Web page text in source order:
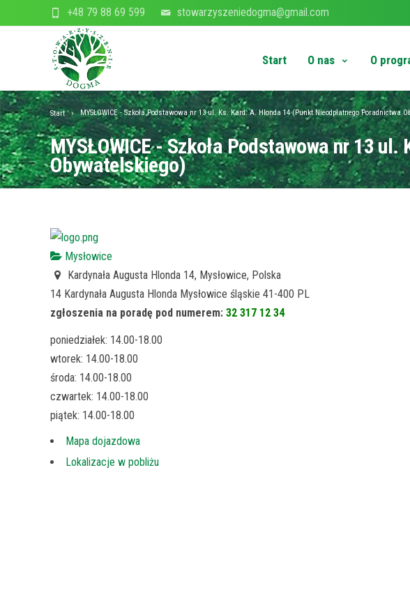
stowarzyszeniedogma@gmail.com
+48 79 88 69 599
Start O nas O
Start MYSŁOWICE - Szkoła Podstawowa nr 13 ul. Ks. Kard. A. Hlonda 14 (Punkt Nieodpłatnego Poradnictwa
MYSŁOWICE - Szkoła Podstawowa nr 13
Obywatelskiego)
Mysłowice
Kardynała Augusta Hlonda 14, Mysłowice, Polska
14 Kardynała Augusta Hlonda Mysłowice śląskie 41-400 PL
zgłoszenia na poradę pod numerem: 32 317 12 34
poniedziałek: 14.00-18.00
wtorek: 14.00-18.00
środa: 14.00-18.00
czwartek: 14.00-18.00
piątek: 14.00-18.00
Mapa dojazdowa
Lokalizacje w pobliżu